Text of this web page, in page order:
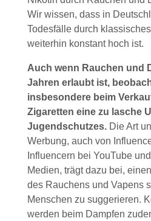
Wir wissen, dass in
Todesfälle durch
weiterhin konstant hoch ist.
Auch wenn Rauchen und
Jahren erlaubt ist,
insbesondere beim
Zigaretten eine zu lasche
Jugendschutzes.Die Art
Werbung, auch von
Influencern bei YouTube
Medien, trägt dazu bei,
des Rauchens und Vapens
Menschen zu suggerieren.
werden beim Dampfen